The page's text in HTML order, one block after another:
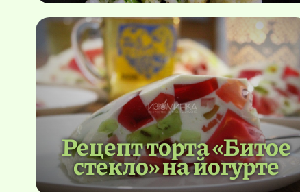
Рецепт торта «Битое
стекло» на йогурте